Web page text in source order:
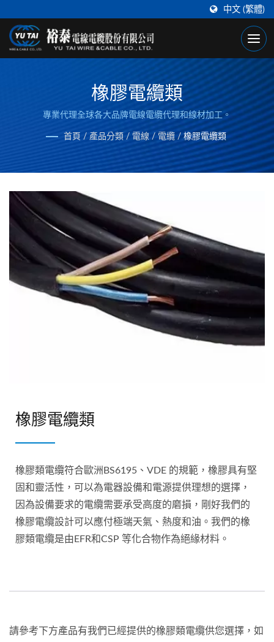
中文 (繁體)
橡膠電纜類
專業代理全球各大品牌電線電纜代理和線材加工。
首頁 / 產品分類 / 電線 / 電纜 / 橡膠電纜類
橡膠電纜類
橡膠類電纜符合歐洲BS6195、VDE 的規範，橡膠具有堅
固和靈活性，可以為電器設備和電源提供理想的選擇，
因為設備要求的電纜需要承受高度的磨損，剛好我們的
橡膠電纜設計可以應付極端天氣、熱度和油。我們的橡
膠類電纜是由EFR和CSP 等化合物作為絕緣材料。
請參考下方產品有我們已經提供的橡膠類電纜供您選擇，如